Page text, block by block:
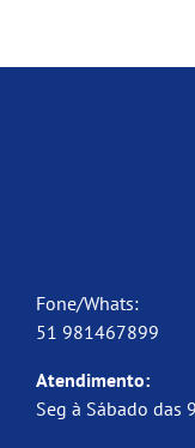
Fone/Whats:
51 981467899
Atendimento:
Seg à Sábado das